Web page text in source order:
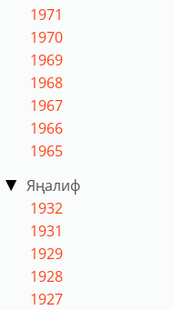
1971
1970
1969
1968
1967
1966
1965
Яңалиф
1932
1931
1929
1928
1927